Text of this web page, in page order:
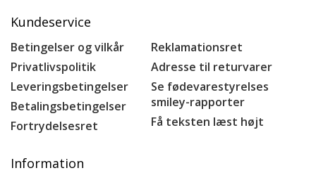
Kundeservice
Betingelser og vilkår
Privatlivspolitik
Leveringsbetingelser
Betalingsbetingelser
Fortrydelsesret
Reklamationsret
Adresse til returvarer
Se fødevarestyrelses
smiley-rapporter
Få teksten læst højt
Information